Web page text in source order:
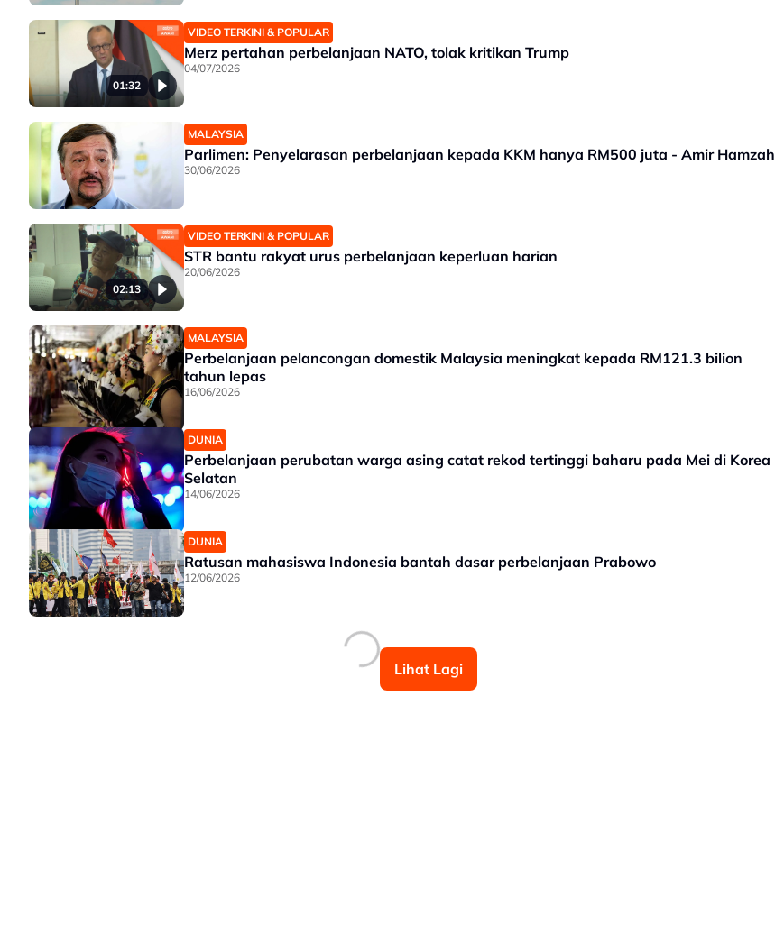
01:32
VIDEO TERKINI & POPULAR
Merz pertahan perbelanjaan NATO, tolak kritikan Trump
04/07/2026
MALAYSIA
Parlimen: Penyelarasan perbelanjaan kepada KKM hanya RM500 juta - Amir Hamzah
30/06/2026
02:13
VIDEO TERKINI & POPULAR
STR bantu rakyat urus perbelanjaan keperluan harian
20/06/2026
MALAYSIA
Perbelanjaan pelancongan domestik Malaysia meningkat kepada RM121.3 bilion
tahun lepas
16/06/2026
DUNIA
Perbelanjaan perubatan warga asing catat rekod tertinggi baharu pada Mei di Korea
Selatan
14/06/2026
DUNIA
Ratusan mahasiswa Indonesia bantah dasar perbelanjaan Prabowo
12/06/2026
Lihat Lagi